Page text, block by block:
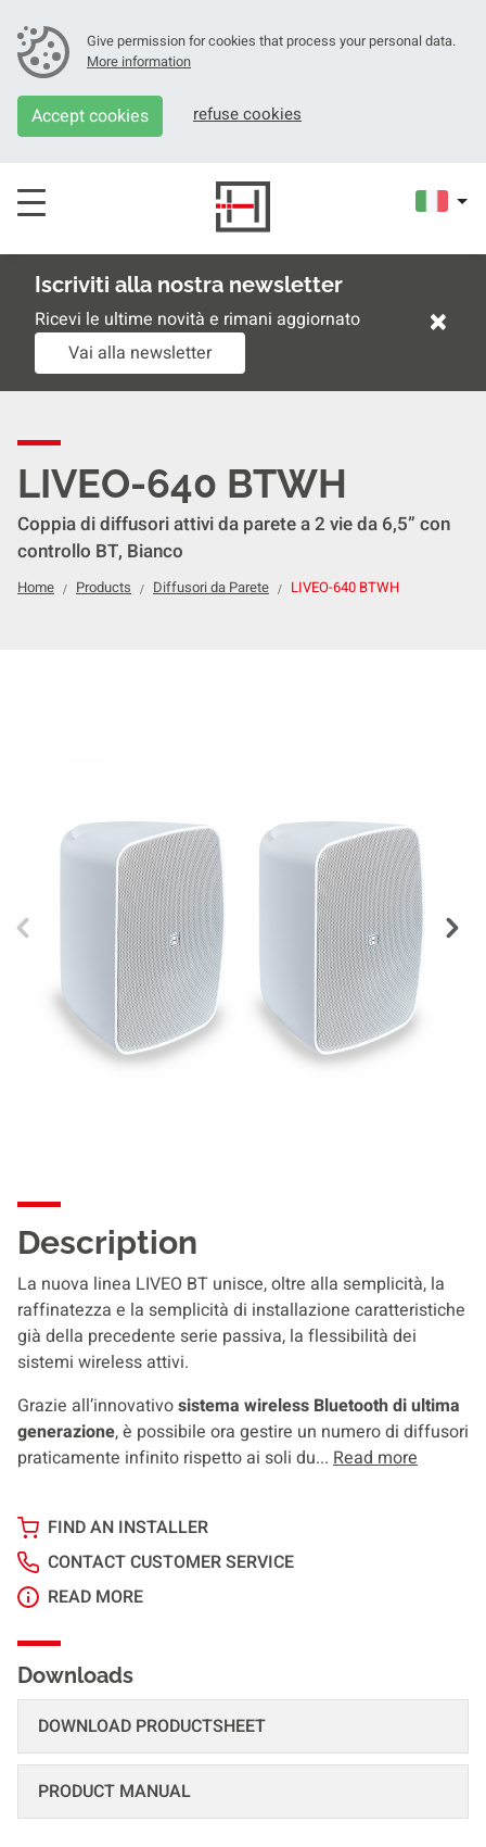
Give permission for cookies that process your personal data.
More information
Accept cookies refuse cookies
Iscriviti alla nostra newsletter
Ricevi le ultime novità e rimani aggiornato
Vai alla newsletter
×
LIVEO-640 BTWH
Coppia di diffusori attivi da parete a 2 vie da 6,5” con
controllo BT, Bianco
Home Products Diffusori da Parete LIVEO-640 BTWH
Description
La nuova linea LIVEO BT unisce, oltre alla semplicità, la
raffinatezza e la semplicità di installazione caratteristiche
già della precedente serie passiva, la flessibilità dei
sistemi wireless attivi.
Grazie all’innovativosistema wireless Bluetooth di ultima
generazione, è possibile ora gestire un numero di diffusori
praticamente infinito rispetto ai soli du... Read more
FIND AN INSTALLER
CONTACT CUSTOMER SERVICE
READ MORE
Downloads
DOWNLOAD PRODUCTSHEET
PRODUCT MANUAL